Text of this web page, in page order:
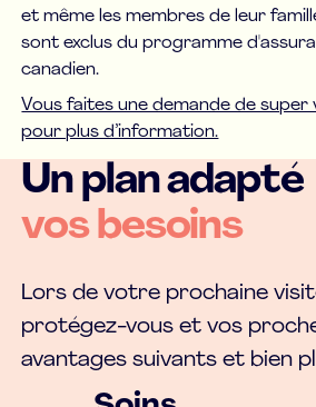
et même les membres de leur
sont exclus du programme
canadien.
Vous faites une demande de super
pour plus d’information.
Un plan adapté
vos besoins
Lors de votre prochaine
protégez-vous et vos
avantages suivants et bien